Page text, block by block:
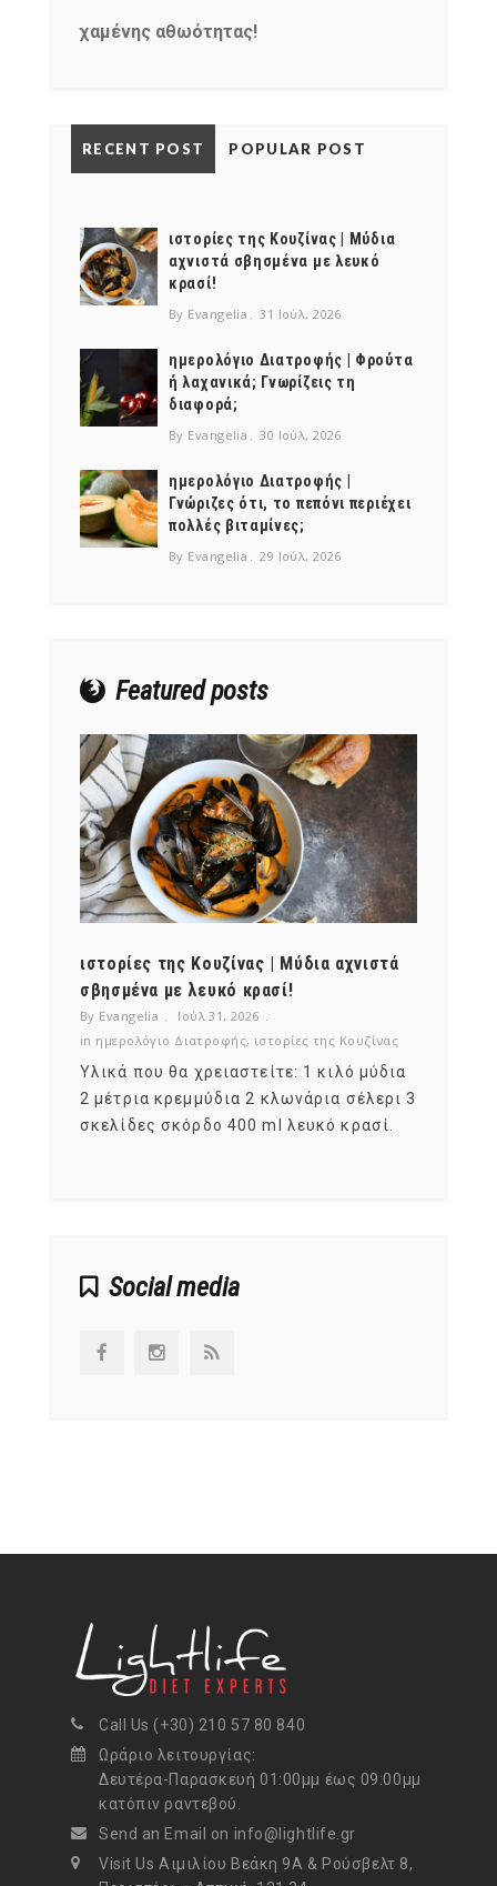
χαμένης αθωότητας!
RECENT POST POPULAR POST
ιστορίες της Κουζίνας | Μύδια
αχνιστά σβησμένα με λευκό
κρασί!
By Evangelia 31 Ιούλ, 2026
ημερολόγιο Διατροφής | Φρούτα
ή λαχανικά; Γνωρίζεις τη
διαφορά;
By Evangelia 30 Ιούλ, 2026
ημερολόγιο Διατροφής |
Γνώριζες ότι, το πεπόνι περιέχει
πολλές βιταμίνες;
By Evangelia 29 Ιούλ, 2026
Featured posts
ιστορίες της Κουζίνας | Μύδια αχνιστά
σβησμένα με λευκό κρασί!
By Evangelia
Ιούλ 31, 2026
in ημερολόγιο Διατροφής, ιστορίες της Κουζίνας
Υλικά που θα χρειαστείτε: 1 κιλό μύδια
2 μέτρια κρεμμύδια 2 κλωνάρια σέλερι 3
σκελίδες σκόρδο 400 ml λευκό κρασί.
Social media
Call Us (+30) 210 57 80 840
Ωράριο λειτουργίας:
Δευτέρα-Παρασκευή 01:00μμ έως 09:00μμ
κατόπιν ραντεβού.
Send an Email on info@lightlife.gr
Visit Us Αιμιλίου Βεάκη 9Α & Ρούσβελτ 8,